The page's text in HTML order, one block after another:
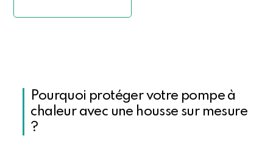
Pourquoi protéger votre pompe à
chaleur avec une housse sur mesure
?